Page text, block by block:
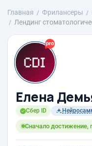
Главная Фрилансеры
Лендинг
Елена
Сбер ID
Сначало достижение,